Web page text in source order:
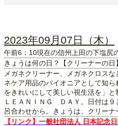
2023年09月07日（木）
午前6：10現在の信州上田の下塩尻
きょうは何の日？【クリーナーの日】
メガネクリーナー、メガネクロス
ネケア用品のパイオニアとして知
をきれいにして美しい視生活を」
ＬＥＡＮＩＮＧ ＤＡＹ。日付は９
呂合わせから。きょうは、クリーナ
【リンク】一般社団法人 日本記念